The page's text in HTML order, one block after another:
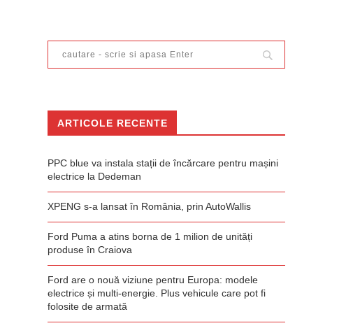
ARTICOLE RECENTE
PPC blue va instala stații de încărcare pentru mașini
electrice la Dedeman
XPENG s-a lansat în România, prin AutoWallis
Ford Puma a atins borna de 1 milion de unități
produse în Craiova
Ford are o nouă viziune pentru Europa: modele
electrice și multi-energie. Plus vehicule care pot fi
folosite de armată